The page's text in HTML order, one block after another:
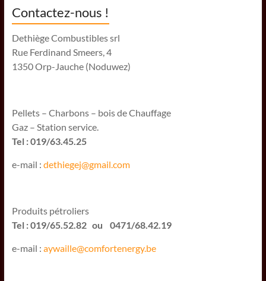
Contactez-nous !
Dethiège Combustibles srl
Rue Ferdinand Smeers, 4
1350 Orp-Jauche (Noduwez)
Pellets – Charbons – bois de Chauffage
Gaz – Station service.
Tel : 019/63.45.25
e-mail : dethiegej@gmail.com
Produits pétroliers
Tel : 019/65.52.82 ou 0471/68.42.19
e-mail : aywaille@comfortenergy.be